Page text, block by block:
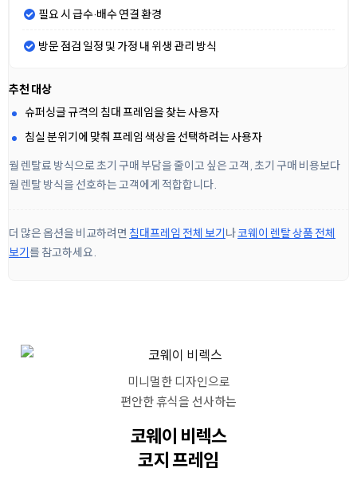
필요 시 급수·배수 연결 환경
방문 점검 일정 및 가정 내 위생 관리 방식
추천 대상
슈퍼싱글 규격의 침대 프레임을 찾는 사용자
침실 분위기에 맞춰 프레임 색상을 선택하려는 사용자
월 렌탈료 방식으로 초기 구매 부담을 줄이고 싶은 고객, 초기 구매 비용보다
월 렌탈 방식을 선호하는 고객에게 적합합니다.
더 많은 옵션을 비교하려면 침대프레임 전체 보기나코웨이 렌탈 상품 전체
보기를 참고하세요.
미니멀한 디자인으로
편안한 휴식을 선사하는
코웨이 비렉스
코지 프레임